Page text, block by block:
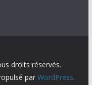
droits réservés.
par WordPress.